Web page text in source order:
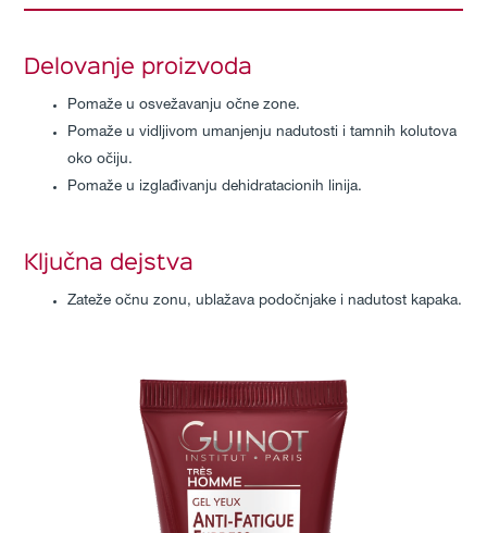
Delovanje proizvoda
Pomaže u osvežavanju očne zone.
Pomaže u vidljivom umanjenju nadutosti i tamnih kolutova
oko očiju.
Pomaže u izglađivanju dehidratacionih linija.
Ključna dejstva
Zateže očnu zonu, ublažava podočnjake i nadutost kapaka.